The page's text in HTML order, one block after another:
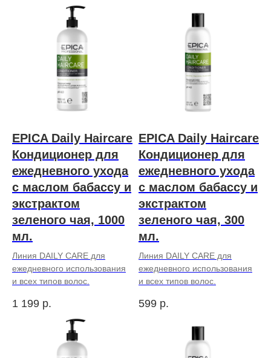
EPICA Daily Haircare
Кондиционер для
ежедневного ухода
с маслом бабассу и
экстрактом
зеленого чая, 1000
мл.
Линия DAILY CARE для
ежедневного использования
и всех типов волос.
1 199 р.
EPICA Daily Haircare
Кондиционер для
ежедневного ухода
с маслом бабассу и
экстрактом
зеленого чая, 300
мл.
Линия DAILY CARE для
ежедневного использования
и всех типов волос.
599 р.